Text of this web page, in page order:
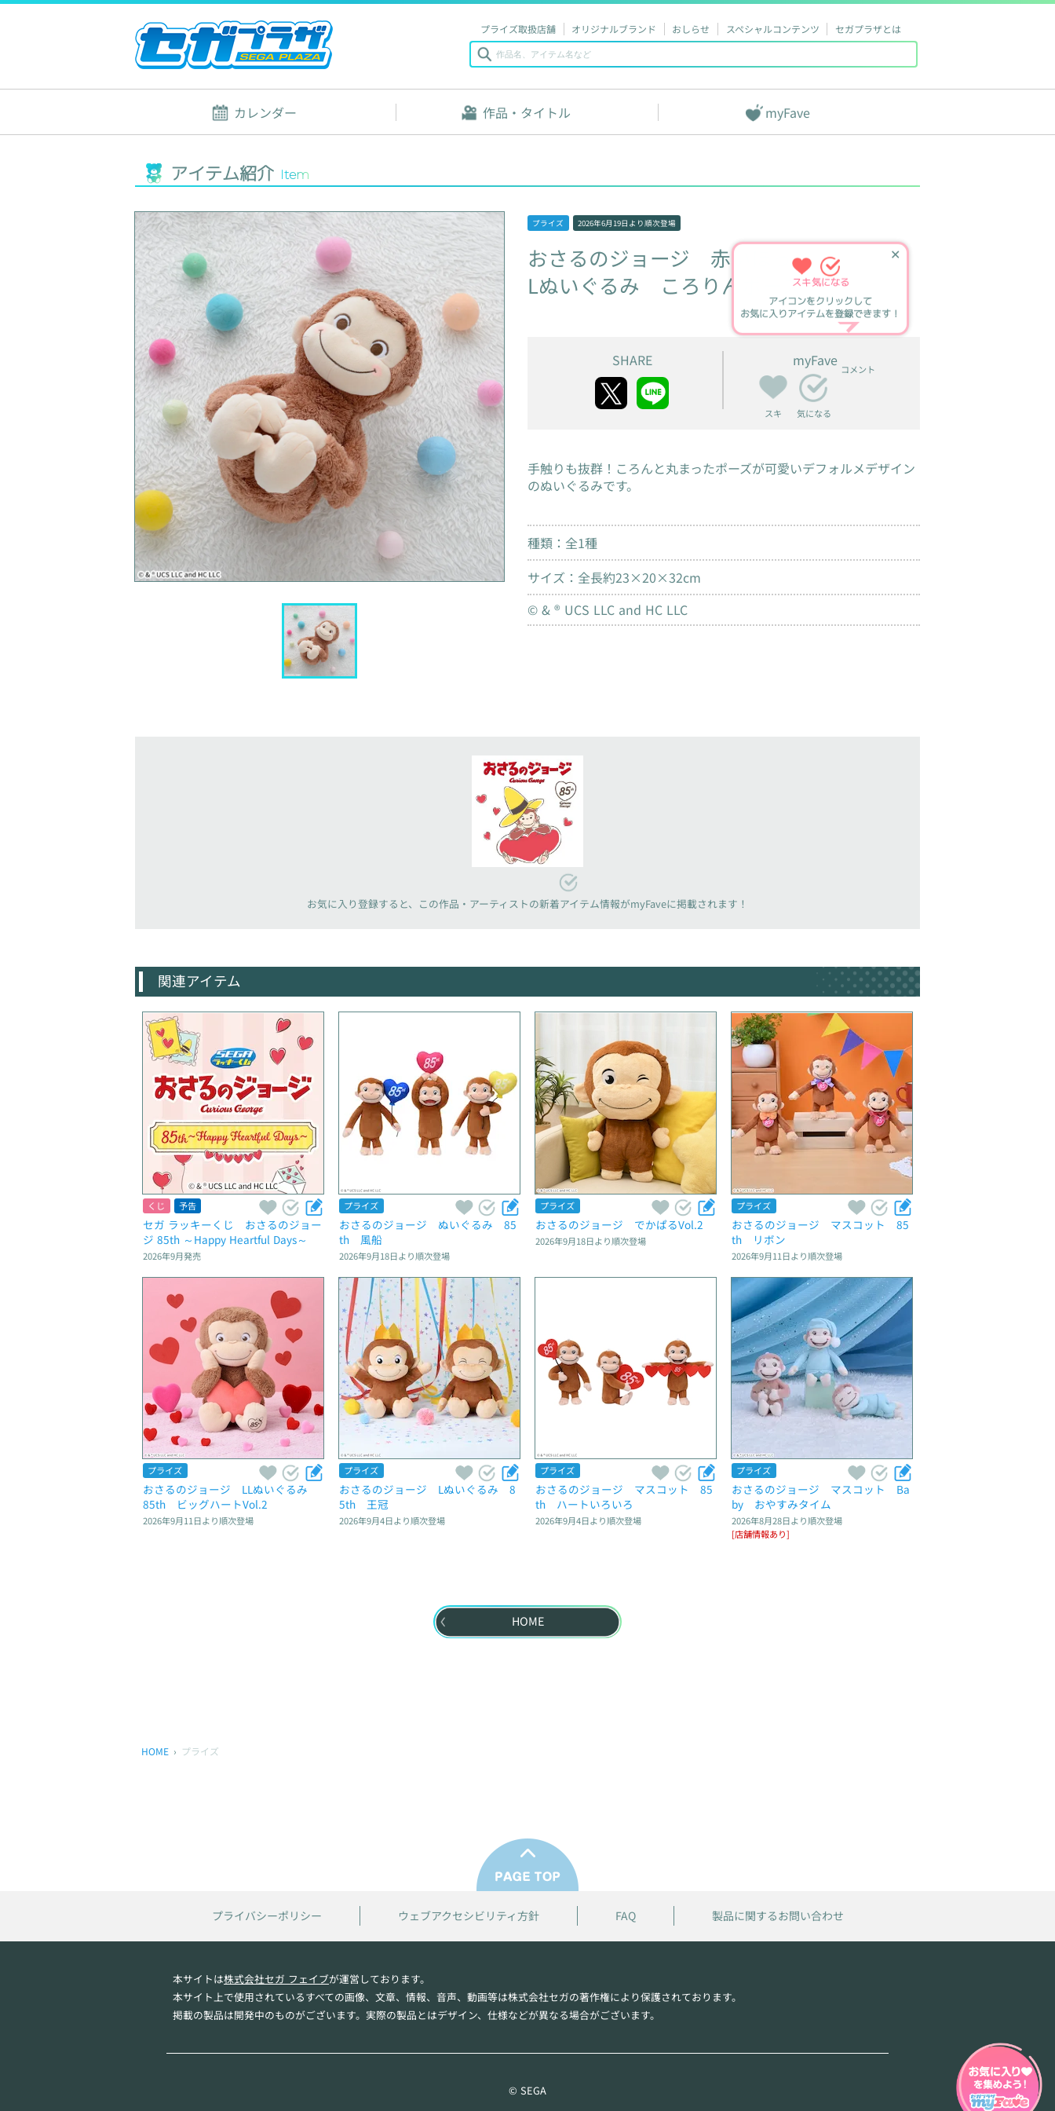
プライズ取扱店舗 オリジナルブランド おしらせ スペシャルコンテンツ セガプラザとは
カレンダー 作品・タイトル myFave
アイテム紹介 Item
プライズ 2026年6月19日 より順次登場
おさるのジョージ
赤いほっぺ
Lぬいぐるみ
ころりんポーズ
✕
スキ気になる
アイコンをクリックして
お気に入りアイテムを登録できます！
SHARE myFave
スキ 気になる
コメント
手触りも抜群！ころんと丸まったポーズが可愛いデフォルメデザイン
のぬいぐるみです。
種類：全1種
サイズ：全長約23×20×32cm
© & ® UCS LLC and HC LLC
お気に入り登録すると、 この作品・アーティストの新着アイテム情報がmyFaveに掲載されます！
関連アイテム
くじ 予告
セガ ラッキーくじ　おさるのジョー
ジ 85th ～Happy Heartful Days～
2026年9月発売
プライズ
おさるのジョージ　ぬいぐるみ　85
th　風船
2026年9月18日より順次登場
プライズ
おさるのジョージ　でかぱるVol.2
2026年9月18日より順次登場
プライズ
おさるのジョージ　マスコット　85
th　リボン
2026年9月11日より順次登場
プライズ
おさるのジョージ　LLぬいぐるみ
85th　ビッグハートVol.2
2026年9月11日より順次登場
プライズ
おさるのジョージ　Lぬいぐるみ　8
5th　王冠
2026年9月4日より順次登場
プライズ
おさるのジョージ　マスコット　85
th　ハートいろいろ
2026年9月4日より順次登場
プライズ
おさるのジョージ　マスコット　Ba
by　おやすみタイム
2026年8月28日より順次登場
[店舗情報あり]
HOME
HOME プライズ
プライバシーポリシー ウェブアクセシビリティ方針 FAQ 製品に関するお問い合わせ
本サイトは株式会社セガ フェイブが運営しております。
本サイト上で使用されているすべての画像、文章、情報、音声、動画等は株式会社セガの著作権により保護されております。
掲載の製品は開発中のものがございます。実際の製品とはデザイン、仕様などが異なる場合がございます。
© SEGA